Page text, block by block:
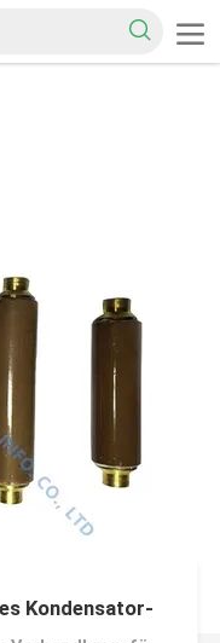
Kondensator-